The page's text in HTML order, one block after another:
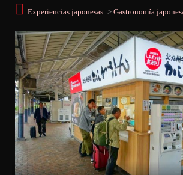
Experiencias japonesas > Gastronomía